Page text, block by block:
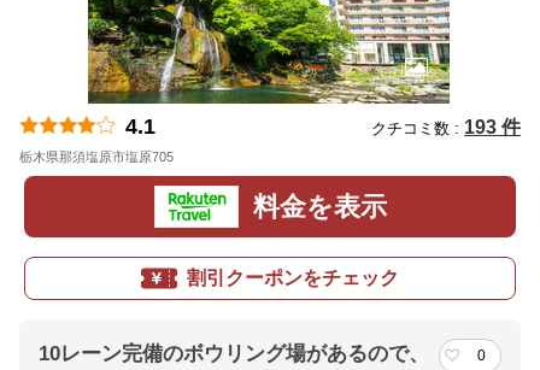
4.1 クチコミ数 : 193 件
栃木県那須塩原市塩原705
料金を表示
割引クーポンをチェック
10レーン完備のボウリング場があるので、
0